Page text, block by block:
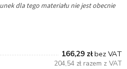
dla tego materiału nie jest obecnie
166,29 złbez VAT
204,54 zł razem z VAT